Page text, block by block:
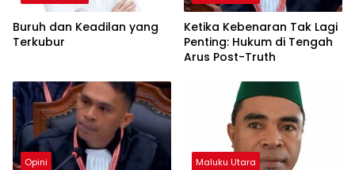
Buruh dan Keadilan yang
Terkubur
Ketika Kebenaran Tak Lagi
Penting: Hukum di Tengah
Arus Post-Truth
Opini Maluku Utara